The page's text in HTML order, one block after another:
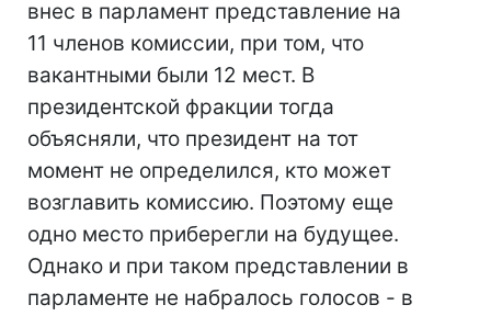
внес в парламент представление на
11 членов комиссии, при том, что
вакантными были 12 мест. В
президентской фракции тогда
объясняли, что президент на тот
момент не определился, кто может
возглавить комиссию. Поэтому еще
одно место приберегли на будущее.
Однако и при таком представлении в
парламенте не набралось голосов - в